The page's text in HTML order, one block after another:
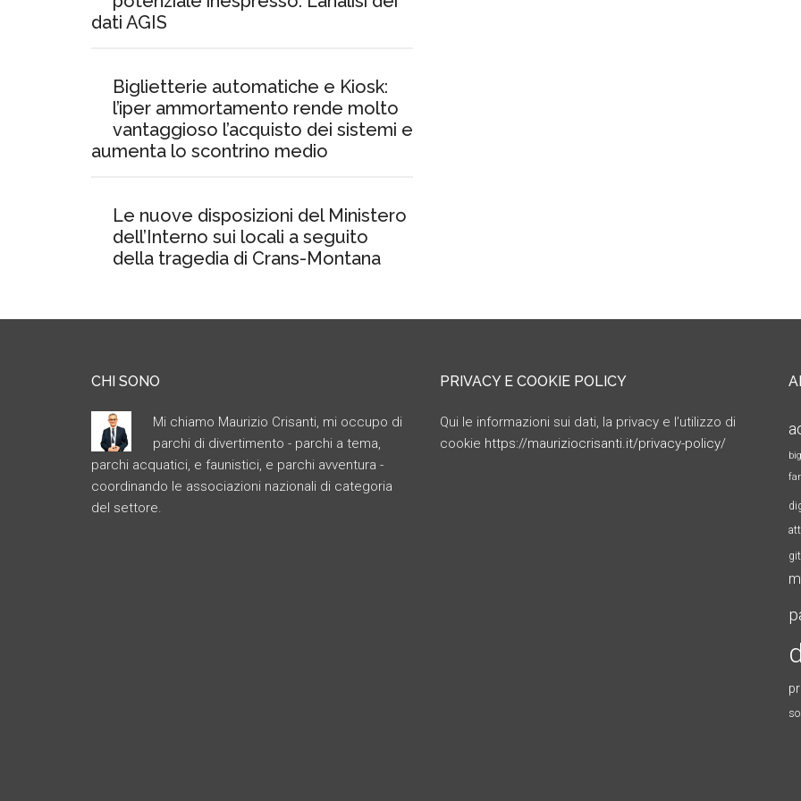
dati AGIS
Biglietterie automatiche e Kiosk:
l’iper ammortamento rende molto
vantaggioso l’acquisto dei sistemi e
aumenta lo scontrino medio
Le nuove disposizioni del Ministero
dell’Interno sui locali a seguito
della tragedia di Crans-Montana
CHI SONO
Mi chiamo Maurizio Crisanti, mi occupo di
parchi di divertimento - parchi a tema,
parchi acquatici, e faunistici, e parchi avventura -
coordinando le associazioni nazionali di categoria
del settore.
PRIVACY E COOKIE POLICY
Qui le informazioni sui dati, la privacy e l’utilizzo di
cookie https://mauriziocrisanti.it/privacy-policy/